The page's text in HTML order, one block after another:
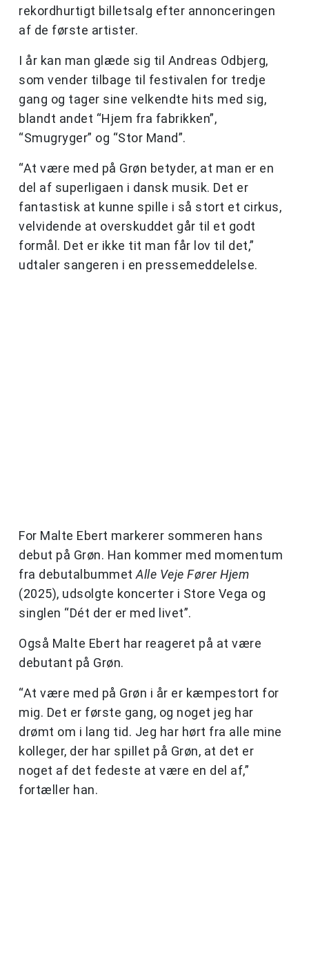
rekordhurtigt billetsalg efter annonceringen
af de første artister.
I år kan man glæde sig til Andreas Odbjerg,
som vender tilbage til festivalen for tredje
gang og tager sine velkendte hits med sig,
blandt andet “Hjem fra fabrikken”,
“Smugryger” og “Stor Mand”.
“At være med på Grøn betyder, at man er en
del af superligaen i dansk musik. Det er
fantastisk at kunne spille i så stort et cirkus,
velvidende at overskuddet går til et godt
formål. Det er ikke tit man får lov til det,”
udtaler sangeren i en pressemeddelelse.
For Malte Ebert markerer sommeren hans
debut på Grøn. Han kommer med momentum
fra debutalbummet Alle Veje Fører Hjem
(2025), udsolgte koncerter i Store Vega og
singlen “Dét der er med livet”.
Også Malte Ebert har reageret på at være
debutant på Grøn.
“At være med på Grøn i år er kæmpestort for
mig. Det er første gang, og noget jeg har
drømt om i lang tid. Jeg har hørt fra alle mine
kolleger, der har spillet på Grøn, at det er
noget af det fedeste at være en del af,”
fortæller han.